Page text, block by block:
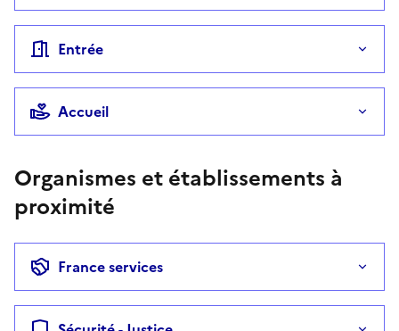
Entrée
Accueil
Organismes et établissements à
proximité
France services